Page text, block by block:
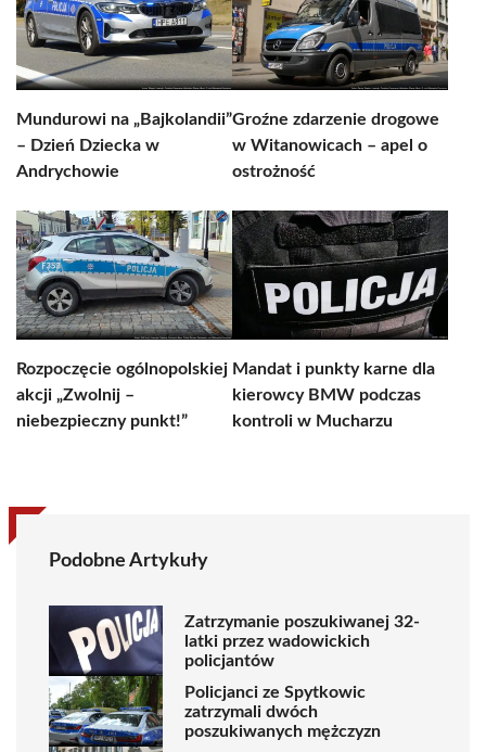
Mundurowi na „Bajkolandii”
– Dzień Dziecka w
Andrychowie
Groźne zdarzenie drogowe
w Witanowicach – apel o
ostrożność
Rozpoczęcie ogólnopolskiej
akcji „Zwolnij –
niebezpieczny punkt!”
Mandat i punkty karne dla
kierowcy BMW podczas
kontroli w Mucharzu
Podobne Artykuły
Zatrzymanie poszukiwanej 32-
latki przez wadowickich
policjantów
Policjanci ze Spytkowic
zatrzymali dwóch
poszukiwanych mężczyzn